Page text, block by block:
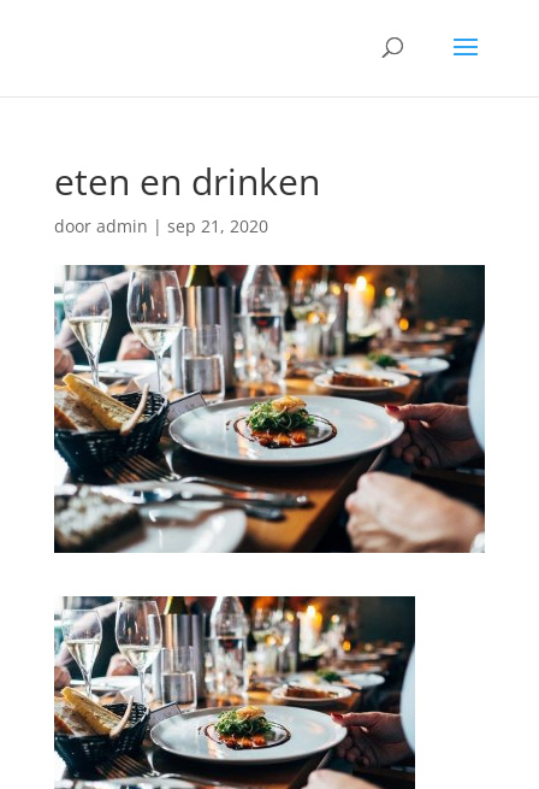
eten en drinken
door admin | sep 21, 2020